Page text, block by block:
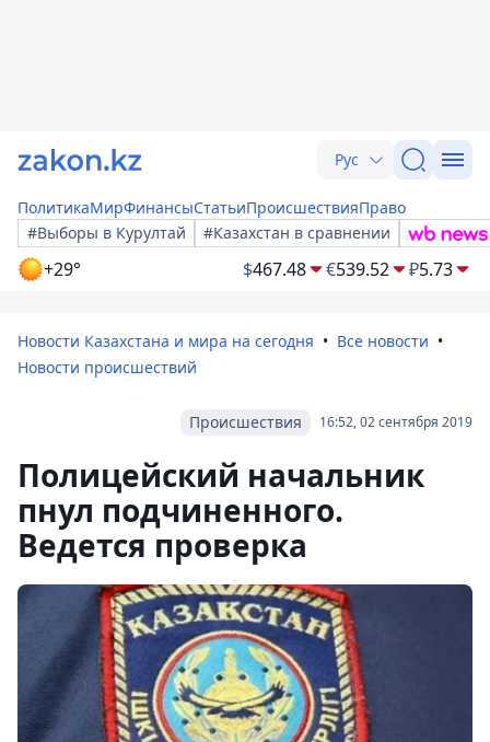
Рус
ПолитикаМирФинансыСтатьиПроисшествияПраво
#Выборы в Курултай
#Казахстан в сравнении
+29° $467.48 €539.52 ₽5.73
Новости Казахстана и мира на сегодня
Все новости
Новости происшествий
16:52, 02 сентября 2019
Происшествия
Полицейский начальник
пнул подчиненного.
Ведется проверка